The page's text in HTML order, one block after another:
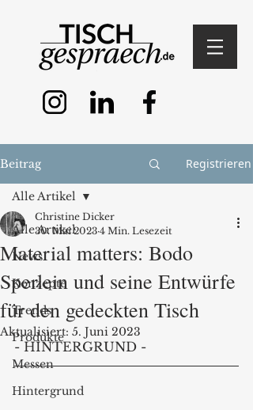
Beitrag Registrieren
Alle Artikel
News
Konzepte
Trends
Produkte
Messen
Hintergrund
Alle Artikel
Material matters: Bodo
Sperlein und seine Entwürfe
für den gedeckten Tisch
Christine Dicker
30. Mai 2023 4 Min. Lesezeit
Aktualisiert: 5. Juni 2023
- HINTERGRUND -